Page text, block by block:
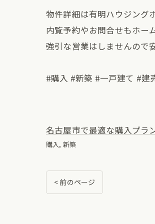
物件詳細は有明ハウジング
内覧予約やお問合せもホー
強引な営業はしませんので
#購入 #新築 #一戸建て #建
名古屋市で最適な購入プラ
購入 新築
< 前のページ